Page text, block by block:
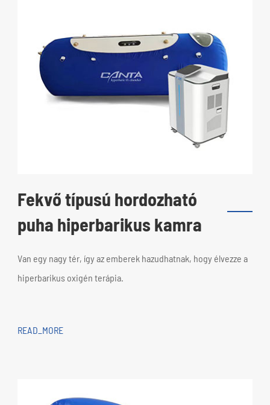
Fekvő típusú hordozható
puha hiperbarikus kamra
Van egy nagy tér, így az emberek hazudhatnak, hogy élvezze a
hiperbarikus oxigén terápia.
READ_MORE